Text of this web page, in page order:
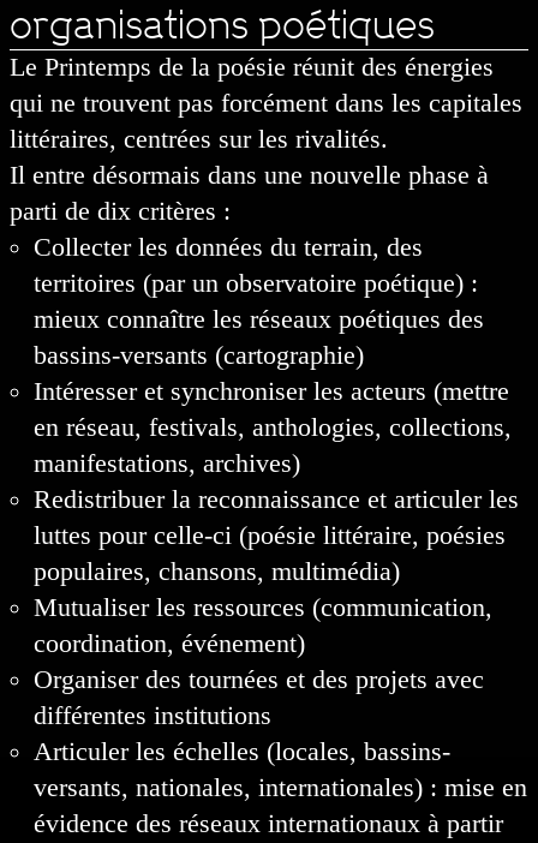
organisations poétiques
Le Printemps de la poésie réunit des énergies
qui ne trouvent pas forcément dans les capitales
littéraires, centrées sur les rivalités.
Il entre désormais dans une nouvelle phase à
parti de dix critères :
Collecter les données du terrain, des
territoires (par un observatoire poétique) :
mieux connaître les réseaux poétiques des
bassins-versants (cartographie)
Intéresser et synchroniser les acteurs (mettre
en réseau, festivals, anthologies, collections,
manifestations, archives)
Redistribuer la reconnaissance et articuler les
luttes pour celle-ci (poésie littéraire, poésies
populaires, chansons, multimédia)
Mutualiser les ressources (communication,
coordination, événement)
Organiser des tournées et des projets avec
différentes institutions
Articuler les échelles (locales, bassins-
versants, nationales, internationales) : mise en
évidence des réseaux internationaux à partir